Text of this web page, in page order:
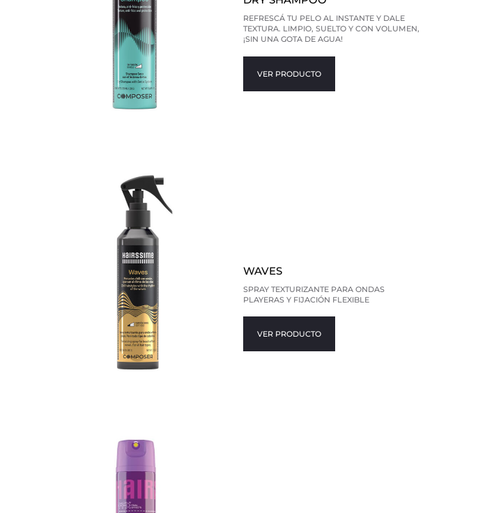
REFRESCÁ TU PELO AL INSTANTE Y DALE
TEXTURA. LIMPIO, SUELTO Y CON VOLUMEN,
¡SIN UNA GOTA DE AGUA!
VER PRODUCTO
WAVES
SPRAY TEXTURIZANTE PARA ONDAS
PLAYERAS Y FIJACIÓN FLEXIBLE
VER PRODUCTO